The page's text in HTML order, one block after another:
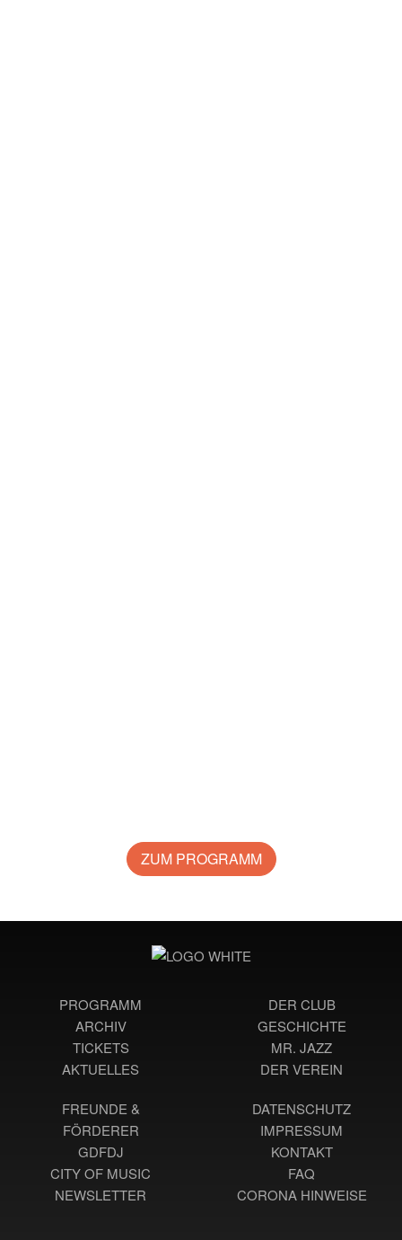
ZUM PROGRAMM
PROGRAMM
ARCHIV
TICKETS
AKTUELLES
DER CLUB
GESCHICHTE
MR. JAZZ
DER VEREIN
FREUNDE &
FÖRDERER
GDFDJ
CITY OF MUSIC
NEWSLETTER
DATENSCHUTZ
IMPRESSUM
KONTAKT
FAQ
CORONA HINWEISE